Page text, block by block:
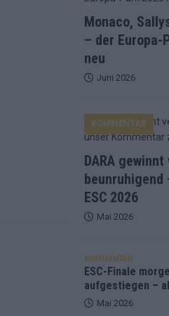
Monaco,
– der Europa-
neu
Juni 2026
DARA
beunruhigend
ESC 2026
KOMMENTAR
Mai 2026
KOMMENTAR
ESC-Finale
aufgestiegen –
Mai 2026